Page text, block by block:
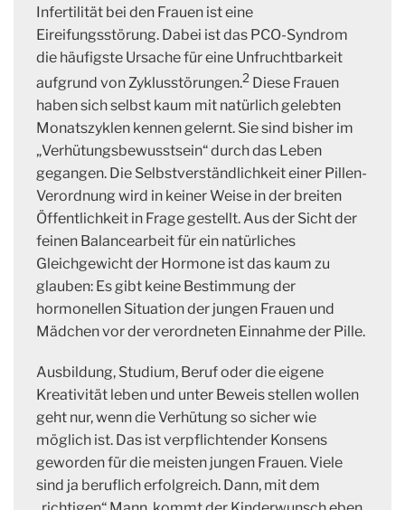
Infertilität bei den Frauen ist eine
Eireifungsstörung. Dabei ist das PCO-Syndrom
die häufigste Ursache für eine Unfruchtbarkeit
aufgrund von Zyklusstörungen.2 Diese Frauen
haben sich selbst kaum mit natürlich gelebten
Monatszyklen kennen gelernt. Sie sind bisher im
„Verhütungsbewusstsein“ durch das Leben
gegangen. Die Selbstverständlichkeit einer Pillen-
Verordnung wird in keiner Weise in der breiten
Öffentlichkeit in Frage gestellt. Aus der Sicht der
feinen Balancearbeit für ein natürliches
Gleichgewicht der Hormone ist das kaum zu
glauben: Es gibt keine Bestimmung der
hormonellen Situation der jungen Frauen und
Mädchen vor der verordneten Einnahme der Pille.
Ausbildung, Studium, Beruf oder die eigene
Kreativität leben und unter Beweis stellen wollen
geht nur, wenn die Verhütung so sicher wie
möglich ist. Das ist verpflichtender Konsens
geworden für die meisten jungen Frauen. Viele
sind ja beruflich erfolgreich. Dann, mit dem